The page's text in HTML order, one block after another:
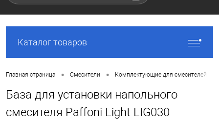
Каталог товаров
Главная страница • Смесители • Комплектующие для смесителей
База для установки напольного
смесителя Paffoni Light LIG030